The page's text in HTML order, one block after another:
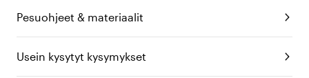
Pesuohjeet & materiaalit
Usein kysytyt kysymykset